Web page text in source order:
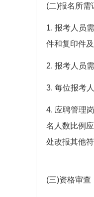
(二)报名所需
1. 报考人员
件和复印件
2. 报考人员
3. 每位报考
4. 应聘管理
名人数比例
处改报其他
(三)资格审查